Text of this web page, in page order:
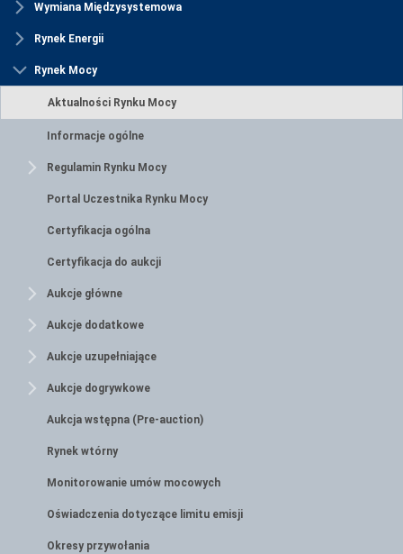
Wymiana Międzysystemowa
Rynek Energii
Rynek Mocy
Aktualności Rynku Mocy
Informacje ogólne
Regulamin Rynku Mocy
Portal Uczestnika Rynku Mocy
Certyfikacja ogólna
Certyfikacja do aukcji
Aukcje główne
Aukcje dodatkowe
Aukcje uzupełniające
Aukcje dogrywkowe
Aukcja wstępna (Pre-auction)
Rynek wtórny
Monitorowanie umów mocowych
Oświadczenia dotyczące limitu emisji
Okresy przywołania